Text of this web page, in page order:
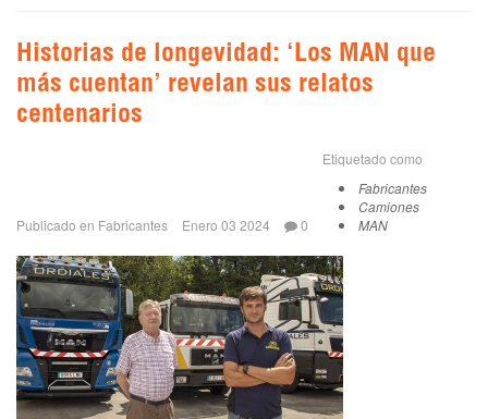
Historias de longevidad: ‘Los MAN que
más cuentan’ revelan sus relatos
centenarios
Publicado en Fabricantes Enero 03 2024 0
Etiquetado como
Fabricantes
Camiones
MAN